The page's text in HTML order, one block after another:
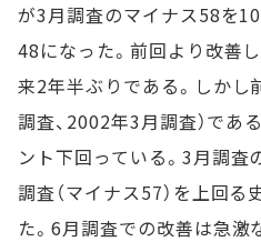
が3月調査のマイナス58を
48になった。前回より改善
来2年半ぶりである。しかし
調査、2002年3月調査）であ
ント下回っている。3月調査
調査（マイナス57）を上回
た。6月調査での改善は急